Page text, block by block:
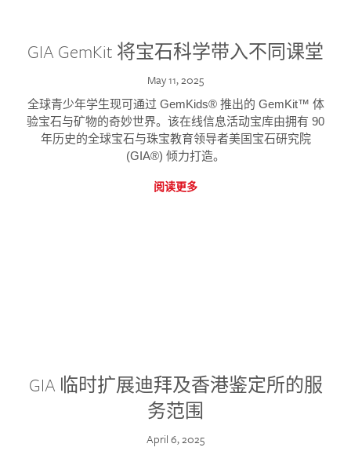
GIA GemKit 将宝石科学带入不同课堂
May 11, 2025
全球青少年学生现可通过 GemKids® 推出的 GemKit™ 体
验宝石与矿物的奇妙世界。该在线信息活动宝库由拥有 90
年历史的全球宝石与珠宝教育领导者美国宝石研究院
(GIA®) 倾力打造。
阅读更多
GIA 临时扩展迪拜及香港鉴定所的服
务范围
April 6, 2025